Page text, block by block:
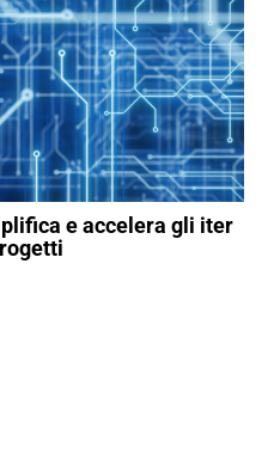
e accelera gli iter